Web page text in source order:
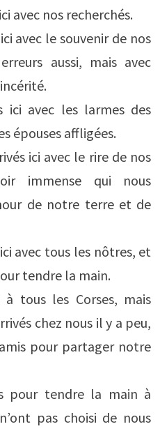
avec nos recherchés.
avec le souvenir de nos
aussi, mais avec
ici avec les larmes des
épouses affligées.
ici avec le rire de nos
immense qui nous
de notre terre et de
avec tous les nôtres, et
tendre la main.
tous les Corses, mais
chez nous il y a peu,
pour partager notre
pour tendre la main à
pas choisi de nous